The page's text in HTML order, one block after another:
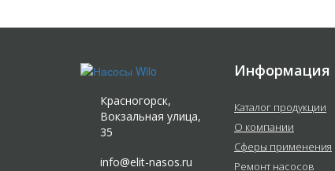
Красногорск,
Вокзальная улица,
35
info@elit-nasos.ru
Информация
Каталог продукции
О компании
Сферы применения
Ремонт насосов